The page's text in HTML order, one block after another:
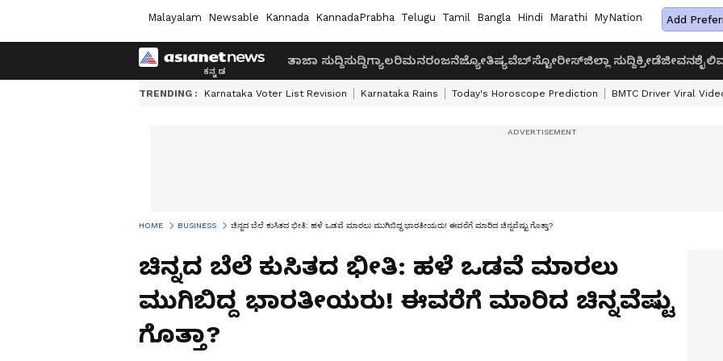
Malayalam Newsable Kannada KannadaPrabha Telugu Tamil Bangla Hindi Marathi MyNation Add
ತಾಜಾ ಸುದ್ದಿಸುದ್ದಿಗ್ಯಾಲರಿಮನರಂಜನೆಜ್ಯೋತಿಷ್ಯವೆಬ್‌ಸ್ಟೋರೀಸ್ಜಿಲ್ಲಾ ಸುದ್ದಿಕ್ರೀಡೆಜೀವನಶೈಲಿ
TRENDING : Karnataka Voter List Revision Karnataka Rains Today's Horoscope Prediction BMTC Driver Viral
HOME BUSINESS ಚಿನ್ನದ ಬೆಲೆ ಕುಸಿತದ ಭೀತಿ: ಹಳೆ ಒಡವೆ ಮಾರಲು ಮುಗಿಬಿದ್ದ ಭಾರತೀಯರು! ಈವರೆಗೆ ಮಾರಿದ ಚಿನ್ನವೆಷ್ಟು ಗೊತ್ತಾ?
ಚಿನ್ನದ ಬೆಲೆ ಕುಸಿತದ ಭೀತಿ: ಹಳೆ ಒಡವೆ ಮಾರಲು
ಮುಗಿಬಿದ್ದ ಭಾರತೀಯರು! ಈವರೆಗೆ ಮಾರಿದ ಚಿನ್ನವೆಷ್ಟು
ಗೊತ್ತಾ?